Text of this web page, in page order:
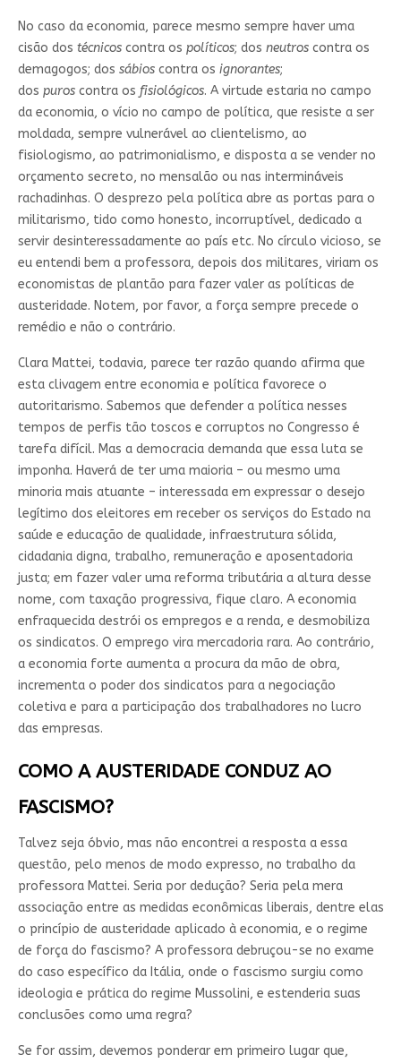
No caso da economia, parece mesmo sempre haver uma
cisão dos técnicoscontra os políticos; dos neutroscontra os
demagogos; dos sábioscontra os ignorantes;
dos puroscontra os fisiológicos. A virtude estaria no campo
da economia, o vício no campo de política, que resiste a ser
moldada, sempre vulnerável ao clientelismo, ao
fisiologismo, ao patrimonialismo, e disposta a se vender no
orçamento secreto, no mensalão ou nas intermináveis
rachadinhas. O desprezo pela política abre as portas para o
militarismo, tido como honesto, incorruptível, dedicado a
servir desinteressadamente ao país etc. No círculo vicioso, se
eu entendi bem a professora, depois dos militares, viriam os
economistas de plantão para fazer valer as políticas de
austeridade. Notem, por favor, a força sempre precede o
remédio e não o contrário.
Clara Mattei, todavia, parece ter razão quando afirma que
esta clivagem entre economia e política favorece o
autoritarismo. Sabemos que defender a política nesses
tempos de perfis tão toscos e corruptos no Congresso é
tarefa difícil. Mas a democracia demanda que essa luta se
imponha. Haverá de ter uma maioria – ou mesmo uma
minoria mais atuante – interessada em expressar o desejo
legítimo dos eleitores em receber os serviços do Estado na
saúde e educação de qualidade, infraestrutura sólida,
cidadania digna, trabalho, remuneração e aposentadoria
justa; em fazer valer uma reforma tributária a altura desse
nome, com taxação progressiva, fique claro. A economia
enfraquecida destrói os empregos e a renda, e desmobiliza
os sindicatos. O emprego vira mercadoria rara. Ao contrário,
a economia forte aumenta a procura da mão de obra,
incrementa o poder dos sindicatos para a negociação
coletiva e para a participação dos trabalhadores no lucro
das empresas.
COMO A AUSTERIDADE CONDUZ AO
FASCISMO?
Talvez seja óbvio, mas não encontrei a resposta a essa
questão, pelo menos de modo expresso, no trabalho da
professora Mattei. Seria por dedução? Seria pela mera
associação entre as medidas econômicas liberais, dentre elas
o princípio de austeridade aplicado à economia, e o regime
de força do fascismo? A professora debruçou-se no exame
do caso específico da Itália, onde o fascismo surgiu como
ideologia e prática do regime Mussolini, e estenderia suas
conclusões como uma regra?
Se for assim, devemos ponderar em primeiro lugar que,